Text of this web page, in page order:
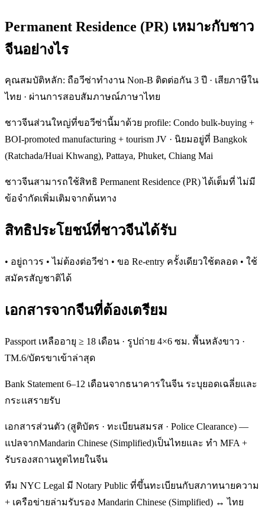
Permanent Residence (PR) เหมาะกับชาว
จีนอย่างไร
คุณสมบัติหลัก: ถือวีซ่าทำงาน Non-B ติดต่อกัน 3 ปี · เสียภาษีใน
ไทย · ผ่านการสอบสัมภาษณ์ภาษาไทย
ชาวจีนส่วนใหญ่ที่ขอวีซ่านี้มาด้วย profile: Condo bulk-buying +
BOI-promoted manufacturing + tourism JV · นิยมอยู่ที่ Bangkok
(Ratchada/Huai Khwang), Pattaya, Phuket, Chiang Mai
ชาวจีนสามารถใช้สิทธิ Permanent Residence (PR) ได้เต็มที่ ไม่มี
ข้อจำกัดเพิ่มเติมจากต้นทาง
สิทธิประโยชน์ที่ชาวจีนได้รับ
• อยู่ถาวร • ไม่ต้องต่อวีซ่า • ขอ Re-entry ครั้งเดียวใช้ตลอด • ใช้
สมัครสัญชาติได้
เอกสารจากจีนที่ต้องเตรียม
Passport เหลืออายุ ≥ 18 เดือน · รูปถ่าย 4×6 ซม. พื้นหลังขาว ·
TM.6/บัตรขาเข้าล่าสุด
Bank Statement 6–12 เดือนจากธนาคารในจีน ระบุยอดเฉลี่ยและ
กระแสรายรับ
เอกสารส่วนตัว (สูติบัตร · ทะเบียนสมรส · Police Clearance) —
แปลจากMandarin Chinese (Simplified)เป็นไทยและ ทำ MFA +
รับรองสถานทูตไทยในจีน
ทีม NYC Legal มี Notary Public ที่ขึ้นทะเบียนกับสภาทนายความ
+ เครือข่ายล่ามรับรอง Mandarin Chinese (Simplified) ↔ ไทย